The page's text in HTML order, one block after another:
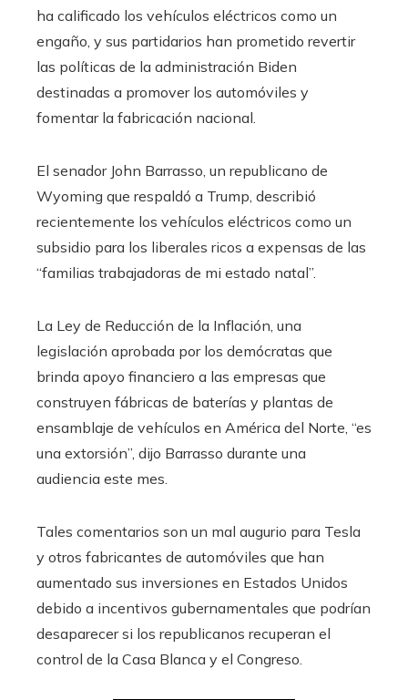
ha calificado los vehículos eléctricos como un
engaño, y sus partidarios han prometido revertir
las políticas de la administración Biden
destinadas a promover los automóviles y
fomentar la fabricación nacional.
El senador John Barrasso, un republicano de
Wyoming que respaldó a Trump, describió
recientemente los vehículos eléctricos como un
subsidio para los liberales ricos a expensas de las
“familias trabajadoras de mi estado natal”.
La Ley de Reducción de la Inflación, una
legislación aprobada por los demócratas que
brinda apoyo financiero a las empresas que
construyen fábricas de baterías y plantas de
ensamblaje de vehículos en América del Norte, “es
una extorsión”, dijo Barrasso durante una
audiencia este mes.
Tales comentarios son un mal augurio para Tesla
y otros fabricantes de automóviles que han
aumentado sus inversiones en Estados Unidos
debido a incentivos gubernamentales que podrían
desaparecer si los republicanos recuperan el
control de la Casa Blanca y el Congreso.